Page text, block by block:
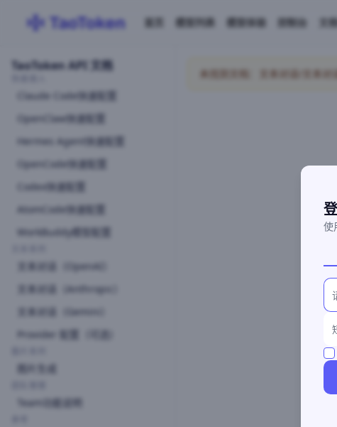
首页 模型列表 模型体验 控制台 文
TaoToken API 文档
Claude Code快速配置
OpenClaw快速配置
Hermes Agent快速配置
OpenCode快速配置
Codex快速配置
AtomCode快速配置
WorkBuddy模型配置
文本对话（OpenAI）
文本对话（Anthropic）
文本对话（Gemini）
Provider 配置（可选）
图片生成
Team功能说明
未找到文档：文本对话/文本
使